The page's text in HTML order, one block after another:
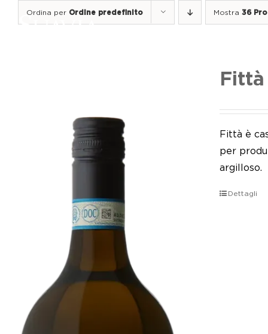
Ordina per Ordine predefinito Mostra 36
Fittà
Fittà è
per
argilloso.
Dettagli